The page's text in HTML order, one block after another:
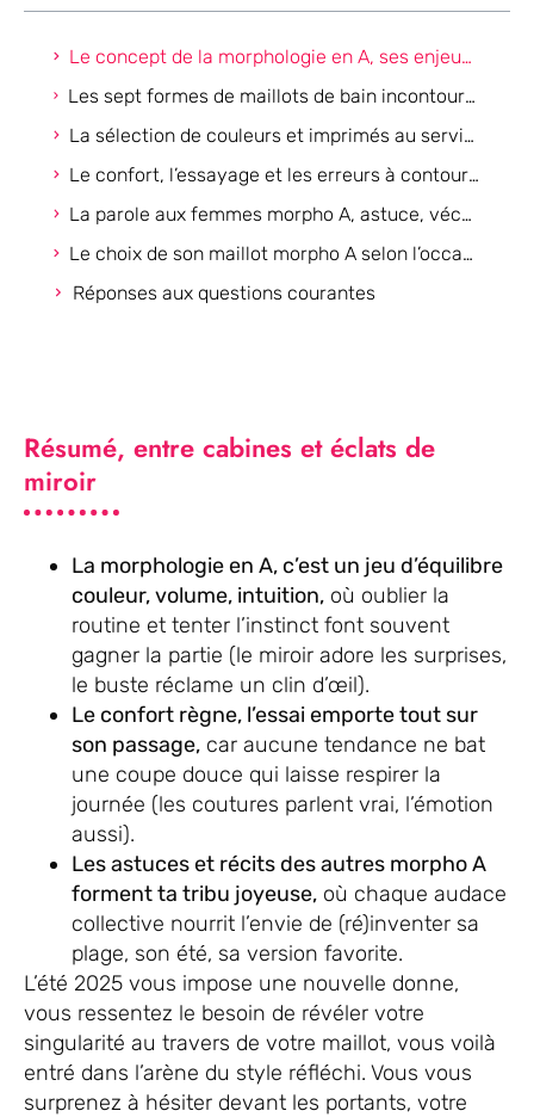
Le concept de la morphologie en A, ses enjeux dans le choix du maillot de bain
Les sept formes de maillots de bain incontournables pour sublimer une morphologie en A
La sélection de couleurs et imprimés au service de la morphologie en A
Le confort, l’essayage et les erreurs à contourner avec une morphologie A
La parole aux femmes morpho A, astuce, vécu et inspiration partagée
Le choix de son maillot morpho A selon l’occasion, petite méthode à emporter
Réponses aux questions courantes
Résumé, entre cabines et éclats de
miroir
La morphologie en A, c’est un jeu d’équilibre
couleur, volume, intuition, où oublier la
routine et tenter l’instinct font souvent
gagner la partie (le miroir adore les surprises,
le buste réclame un clin d’œil).
Le confort règne, l’essai emporte tout sur
son passage, car aucune tendance ne bat
une coupe douce qui laisse respirer la
journée (les coutures parlent vrai, l’émotion
aussi).
Les astuces et récits des autres morpho A
forment ta tribu joyeuse, où chaque audace
collective nourrit l’envie de (ré)inventer sa
plage, son été, sa version favorite.
L’été 2025 vous impose une nouvelle donne,
vous ressentez le besoin de révéler votre
singularité au travers de votre maillot, vous voilà
entré dans l’arène du style réfléchi. Vous vous
surprenez à hésiter devant les portants, votre